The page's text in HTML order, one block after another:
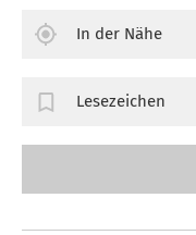
In der Nähe
Lesezeichen